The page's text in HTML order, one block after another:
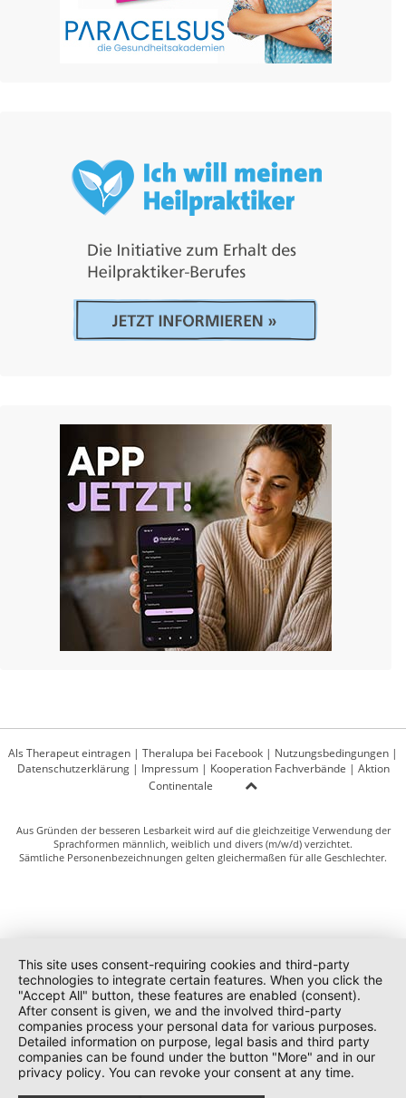
Als Therapeut eintragen | Theralupa bei Facebook | Nutzungsbedingungen |
Datenschutzerklärung| Impressum| Kooperation Fachverbände | Aktion
Continentale
Aus Gründen der besseren Lesbarkeit wird auf die gleichzeitige Verwendung der
Sprachformen männlich, weiblich und divers (m/w/d) verzichtet.
Sämtliche Personenbezeichnungen gelten gleichermaßen für alle Geschlechter.
This site uses consent-requiring cookies and third-party
technologies to integrate certain features. When you click the
"Accept All" button, these features are enabled (consent).
After consent is given, we and the involved third-party
companies process your personal data for various purposes.
Detailed information on purpose, legal basis and third party
companies can be found under the button "More" and in our
privacy policy. You can revoke your consent at any time.